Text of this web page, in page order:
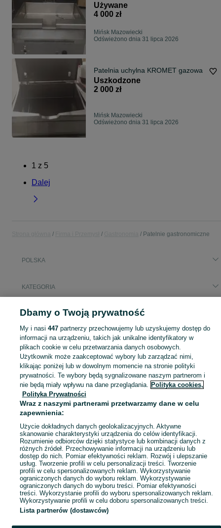
Używane
4 000 zł
Mińsk Mazowiecki
Odświeżono dnia 31 lipca 2026
Patelnia uchylna KROMET gazowa
Uszkodzone
2 000 zł
Mińsk Mazowiecki
Odświeżono dnia 31 lipca 2026
1 z 5
Dalej
Patelnie gastronomiczne
POLSKA
KATEGORIA
Popularne wyszukiwania
Sprzedaż patelni gastronomicznych w Polsce ▶️ Nowe i używane oferty ✅ Szeroki wybór produktów w atrakcyjnych cenach ✌ Znajdź ogłoszenia na OLX.pl!
Mapa kategorii
Mapa miejscowości
Mapa ministron
Popularne wyszukiwania
Dbamy o Twoją prywatność
My i nasi 447partnerzy przechowujemy lub uzyskujemy dostęp do
informacji na urządzeniu, takich jak unikalne identyfikatory w
plikach cookie w celu przetwarzania danych osobowych.
Użytkownik może zaakceptować wybory lub zarządzać nimi,
klikając poniżej lub w dowolnym momencie na stronie polityki
prywatności. Te wybory będą sygnalizowane naszym partnerom i
nie będą miały wpływu na dane przeglądania. Polityka cookies,
Polityka Prywatności
Wraz z naszymi partnerami przetwarzamy dane w celu
zapewnienia:
Użycie dokładnych danych geolokalizacyjnych. Aktywne
skanowanie charakterystyki urządzenia do celów identyfikacji.
Rozumienie odbiorców dzięki statystyce lub kombinacji danych z
różnych źródeł. Przechowywanie informacji na urządzeniu lub
dostęp do nich. Pomiar efektywności reklam. Rozwój i ulepszanie
usług. Tworzenie profili w celu personalizacji treści. Tworzenie
profili w celu spersonalizowanych reklam. Wykorzystywanie
ograniczonych danych do wyboru reklam. Wykorzystywanie
ograniczonych danych do wyboru treści. Pomiar efektywności
treści. Wykorzystanie profili do wyboru spersonalizowanych reklam.
Wykorzystywanie profili w celu doboru spersonalizowanych treści.
Lista partnerów (dostawców)